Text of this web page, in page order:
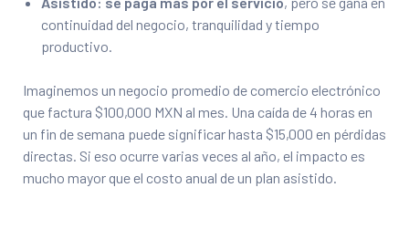
continuidad del negocio, tranquilidad y tiempo
productivo.
Imaginemos un negocio promedio de comercio electrónico
que factura $100,000 MXN al mes. Una caída de 4 horas en
un fin de semana puede significar hasta $15,000 en pérdidas
directas. Si eso ocurre varias veces al año, el impacto es
mucho mayor que el costo anual de un plan asistido.